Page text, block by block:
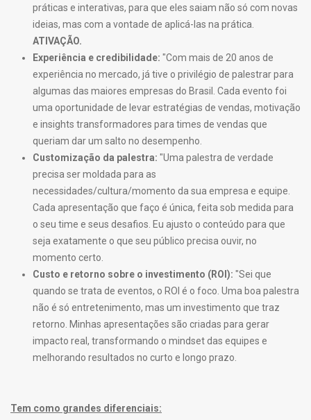
práticas e interativas, para que eles saiam não só com novas
ideias, mas com a vontade de aplicá-las na prática.
ATIVAÇÃO.
Experiência e credibilidade: "Com mais de 20 anos de
experiência no mercado, já tive o privilégio de palestrar para
algumas das maiores empresas do Brasil. Cada evento foi
uma oportunidade de levar estratégias de vendas, motivação
e insights transformadores para times de vendas que
queriam dar um salto no desempenho.
Customização da palestra: "Uma palestra de verdade
precisa ser moldada para as
necessidades/cultura/momento da sua empresa e equipe.
Cada apresentação que faço é única, feita sob medida para
o seu time e seus desafios. Eu ajusto o conteúdo para que
seja exatamente o que seu público precisa ouvir, no
momento certo.
Custo e retorno sobre o investimento (ROI): "Sei que
quando se trata de eventos, o ROI é o foco. Uma boa palestra
não é só entretenimento, mas um investimento que traz
retorno. Minhas apresentações são criadas para gerar
impacto real, transformando o mindset das equipes e
melhorando resultados no curto e longo prazo.
Tem como grandes diferenciais: